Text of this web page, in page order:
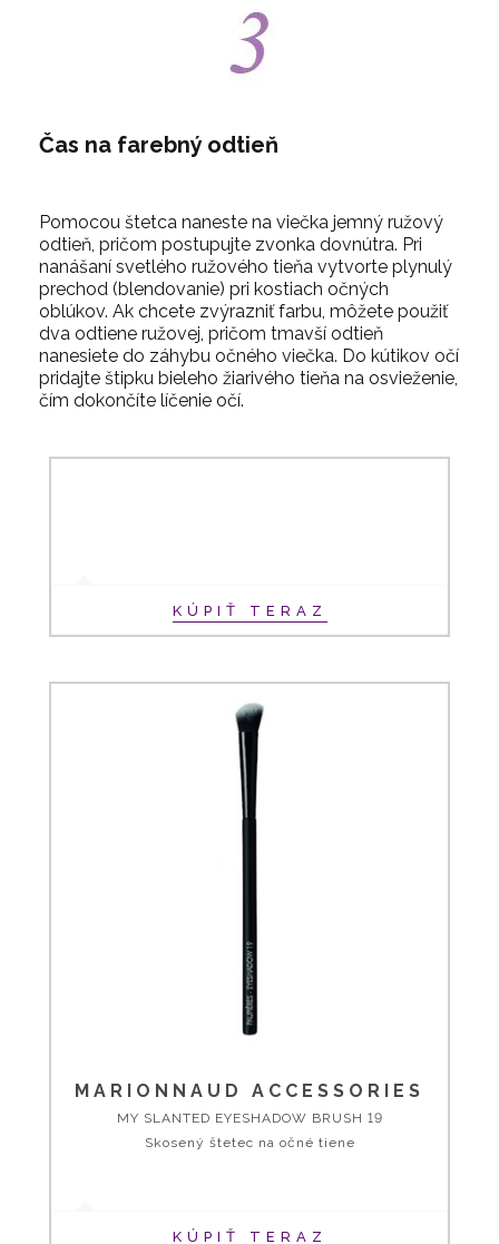
Čas na farebný odtieň
Pomocou štetca naneste na viečka jemný ružový
odtieň, pričom postupujte zvonka dovnútra. Pri
nanášaní svetlého ružového tieňa vytvorte plynulý
prechod (blendovanie) pri kostiach očných
oblúkov. Ak chcete zvýrazniť farbu, môžete použiť
dva odtiene ružovej, pričom tmavší odtieň
nanesiete do záhybu očného viečka. Do kútikov očí
pridajte štipku bieleho žiarivého tieňa na osvieženie,
čím dokončíte líčenie očí.
KÚPIŤ TERAZ
MARIONNAUD ACCESSORIES
MY SLANTED EYESHADOW BRUSH 19
Skosený štetec na očné tiene
KÚPIŤ TERAZ